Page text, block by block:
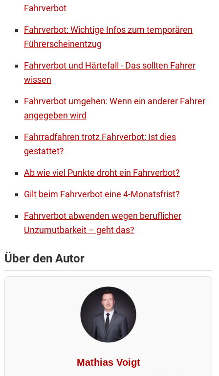
Fahrverbot
Fahrverbot: Wichtige Infos zum temporären
Führerscheinentzug
Fahrverbot und Härtefall - Das sollten Fahrer
wissen
Fahrverbot umgehen: Wenn ein anderer Fahrer
angegeben wird
Fahrradfahren trotz Fahrverbot: Ist dies
gestattet?
Ab wie viel Punkte droht ein Fahrverbot?
Gilt beim Fahrverbot eine 4-Monatsfrist?
Fahrverbot abwenden wegen beruflicher
Unzumutbarkeit – geht das?
Über den Autor
Mathias Voigt